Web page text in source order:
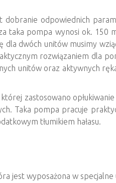
odpowiednich
taka pompa wynosi ok.
dwóch unitów musimy
rozwiązaniem dla
unitów oraz aktywnych
zastosowano
Taka pompa pracuje
tłumikiem hałasu.
jest wyposażona w